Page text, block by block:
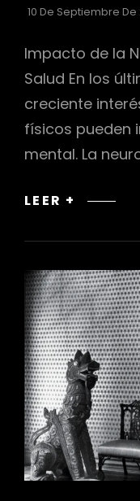
10 De Septiembre De
Impacto de la
Salud En los
creciente
físicos pueden
mental. La
LEER +
EL
DE
EN
LA
SALUD
MENTAL
Y
EL